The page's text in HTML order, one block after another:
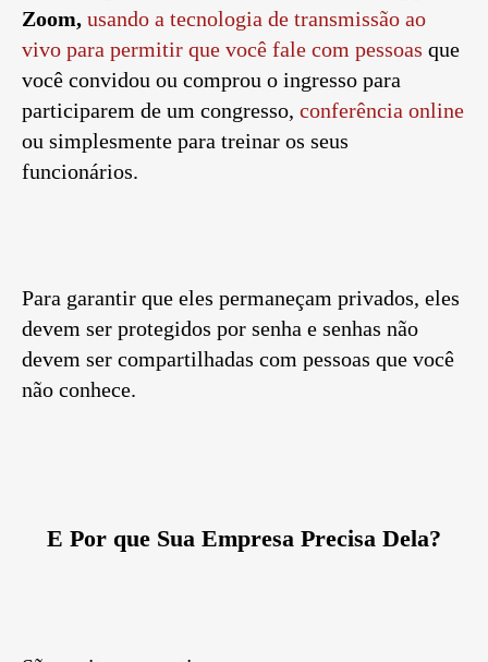
Zoom, usando a tecnologia de transmissão ao
vivo para permitir que você fale com pessoas que
você convidou ou comprou o ingresso para
participarem de um congresso, conferência online
ou simplesmente para treinar os seus
funcionários.
Para garantir que eles permaneçam privados, eles
devem ser protegidos por senha e senhas não
devem ser compartilhadas com pessoas que você
não conhece.
E Por que Sua Empresa Precisa Dela?